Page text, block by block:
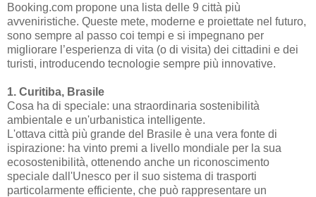
Booking.com propone una lista delle 9 città più
avveniristiche. Queste mete, moderne e proiettate nel futuro,
sono sempre al passo coi tempi e si impegnano per
migliorare l’esperienza di vita (o di visita) dei cittadini e dei
turisti, introducendo tecnologie sempre più innovative.
1. Curitiba, Brasile
Cosa ha di speciale: una straordinaria sostenibilità
ambientale e un'urbanistica intelligente.
L'ottava città più grande del Brasile è una vera fonte di
ispirazione: ha vinto premi a livello mondiale per la sua
ecosostenibilità, ottenendo anche un riconoscimento
speciale dall'Unesco per il suo sistema di trasporti
particolarmente efficiente, che può rappresentare un